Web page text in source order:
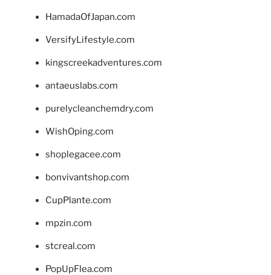
HamadaOfJapan.com
VersifyLifestyle.com
kingscreekadventures.com
antaeuslabs.com
purelycleanchemdry.com
WishOping.com
shoplegacee.com
bonvivantshop.com
CupPlante.com
mpzin.com
stcreal.com
PopUpFlea.com